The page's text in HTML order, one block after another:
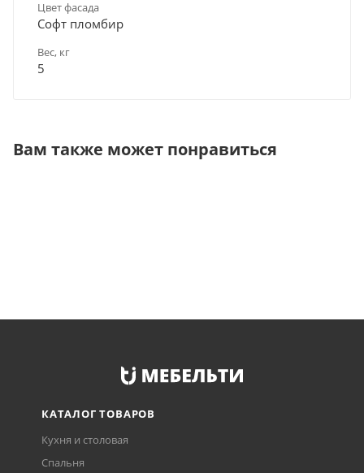
Цвет фасада
Софт пломбир
Вес, кг
5
Вам также может понравиться
КАТАЛОГ ТОВАРОВ
Кухня и столовая
Спальня